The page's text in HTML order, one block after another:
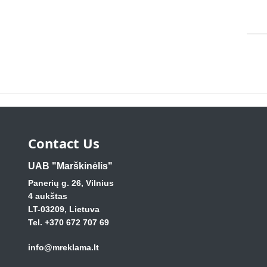
Contact Us
UAB "Marškinėlis"
Panerių g. 26, Vilnius
4 aukštas
LT-03209, Lietuva
Tel. +370 672 707 69
info@mreklama.lt